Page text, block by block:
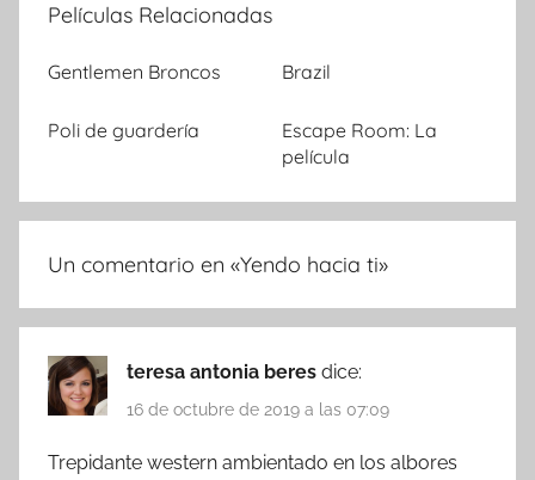
Películas Relacionadas
Gentlemen Broncos Brazil
Poli de guardería
Escape Room: La
película
Un comentario en «Yendo hacia ti»
teresa antonia beres dice:
16 de octubre de 2019 a las 07:09
Trepidante western ambientado en los albores